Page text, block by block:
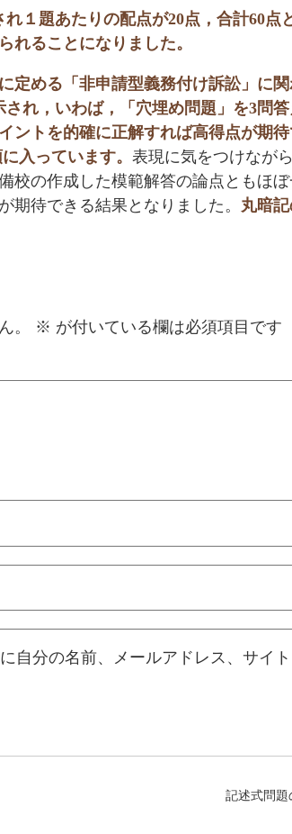
１題あたりの配点が20点，合計60点
れることになりました。
定める「非申請型義務付け訴訟」に
れ，いわば，「穴埋め問題」を3問
ントを的確に正解すれば高得点が期
入っています。 表現に気をつけなが
校の作成した模範解答の論点ともほぼ
期待できる結果となりました。 丸暗
。 ※ が付いている欄は必須項目です
自分の名前、メールアドレス、サイト
記述式問題